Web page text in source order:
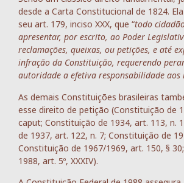
desde a Carta Constitucional de 1824.
seu art. 179, inciso XXX, que “todo
apresentar, por escrito, ao Poder
reclamações, queixas, ou petições, e até
infração da Constituição, requerendo
autoridade a efetiva responsabilidade
As demais Constituições brasileiras
esse direito de petição (Constituição de
caput; Constituição de 1934, art. 113, n.
de 1937, art. 122, n. 7; Constituição de
Constituição de 1967/1969, art. 150, §
1988, art. 5º, XXXIV).